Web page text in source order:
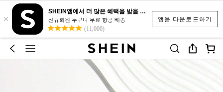
앱을 다운로드하기
×
SHEIN앱에서 더 많은 혜택을 받을 수 있어요.
신규회원 누구나 무료 항공 배송
(11,000)